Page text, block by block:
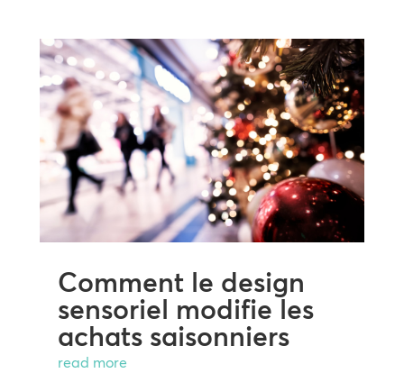
Comment le design
sensoriel modifie les
achats saisonniers
read more